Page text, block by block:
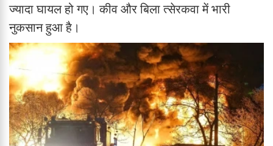
ज्यादा घायल हो गए। कीव और बिला त्सेरकवा में भारी
नुकसान हुआ है।